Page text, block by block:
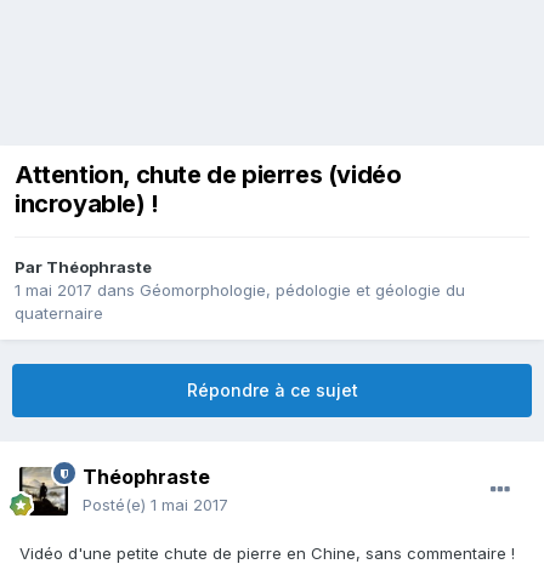
Attention, chute de pierres (vidéo
incroyable) !
Par Théophraste
1 mai 2017 dans Géomorphologie, pédologie et géologie du
quaternaire
Répondre à ce sujet
Théophraste
Posté(e) 1 mai 2017
Vidéo d'une petite chute de pierre en Chine, sans commentaire !